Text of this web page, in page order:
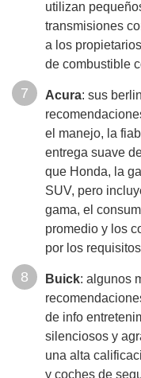
utilizan
transmisiones
a los
de combustible
Acura: sus
el manejo, la
entrega suave
que Honda, la
SUV, pero
gama, el
promedio y los
por los
Buick: algunos
de info
silenciosos y
una alta
y coches de